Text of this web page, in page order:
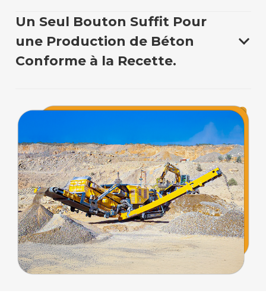
Un Seul Bouton Suffit Pour
une Production de Béton
Conforme à la Recette.